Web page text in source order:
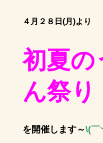
４月２８日(月)より
初夏の
ん祭り
を開催します～\(￣